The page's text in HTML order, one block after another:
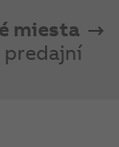
miesta
predajní